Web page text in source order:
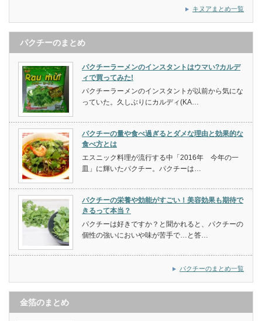
キヌアまとめ一覧
パクチーのまとめ
パクチーラーメンのインスタントはウマい?カルデ
ィで買ってみた!
パクチーラーメンのインスタントが以前から気にな
っていた。久しぶりにカルディ(KA…
パクチーの量や食べ過ぎるとダメな理由と効果的な
食べ方とは
エスニック料理が流行する中「2016年 今年の一
皿」に輝いたパクチー。パクチーは…
パクチーの栄養や効能がすごい！美容効果も期待で
きるって本当？
パクチーは好きですか？と聞かれると、パクチーの
個性の強いにおいや味が苦手で…と答…
パクチーのまとめ一覧
金箔のまとめ